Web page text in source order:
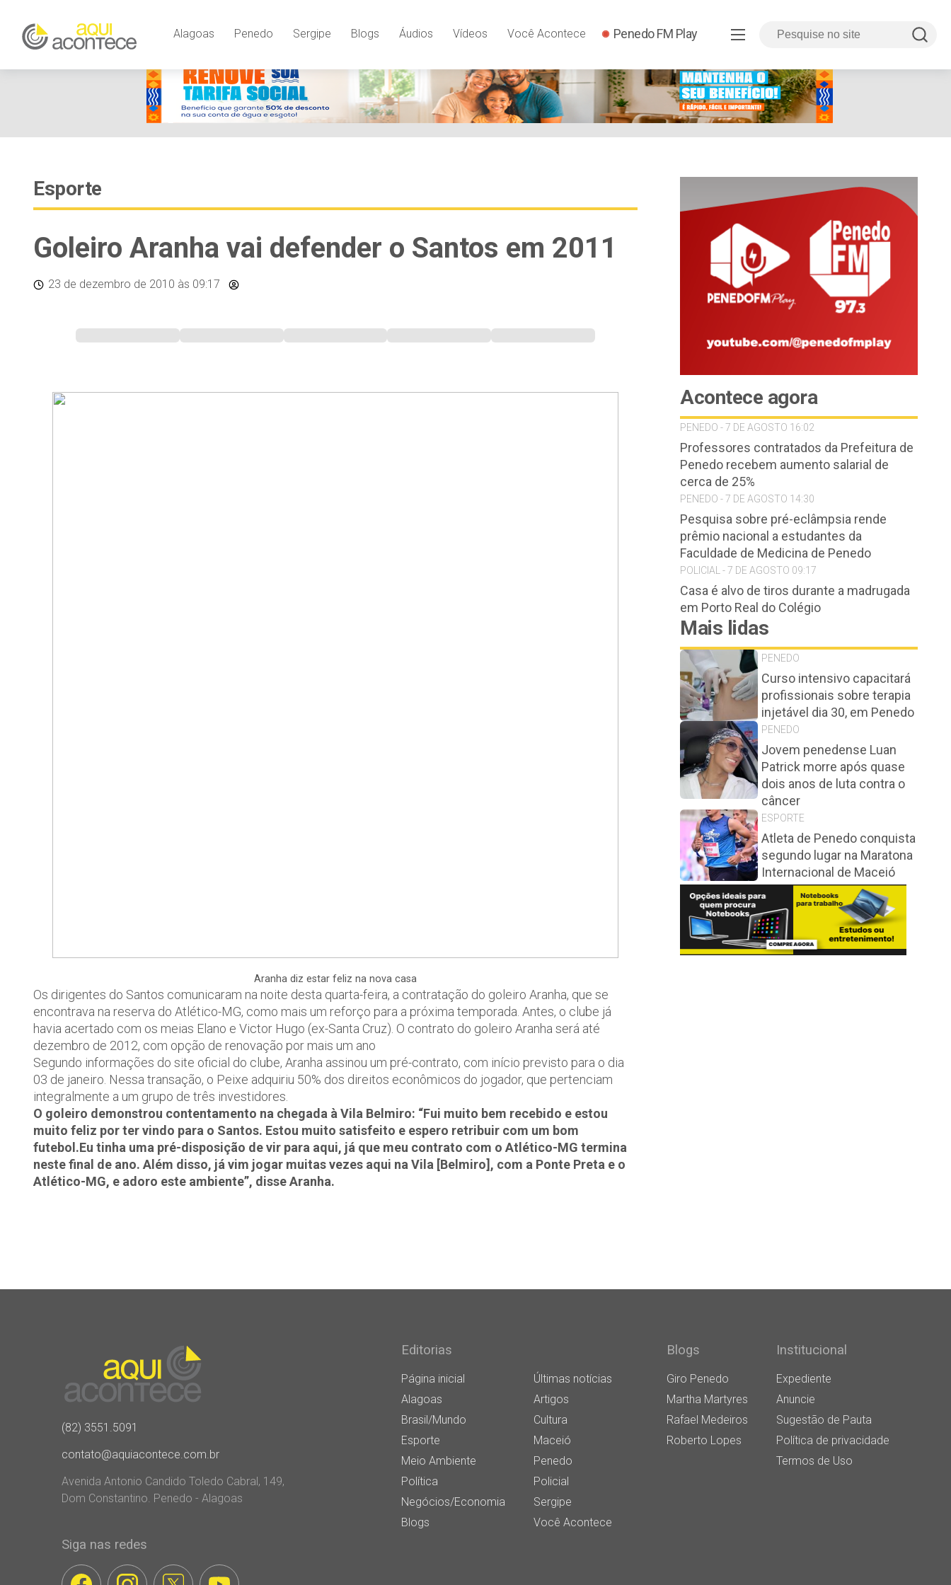
Alagoas Penedo Sergipe Blogs Áudios Vídeos Você Acontece Penedo FM Play
Esporte
Goleiro Aranha vai defender o Santos em 2011
23 de dezembro de 2010 às 09:17
Aranha diz estar feliz na nova casa
Os dirigentes do Santos comunicaram na noite desta quarta-feira, a contratação do goleiro Aranha, que se
encontrava na reserva do Atlético-MG, como mais um reforço para a próxima temporada. Antes, o clube já
havia acertado com os meias Elano e Victor Hugo (ex-Santa Cruz). O contrato do goleiro Aranha será até
dezembro de 2012, com opção de renovação por mais um ano
Segundo informações do site oficial do clube, Aranha assinou um pré-contrato, com início previsto para o dia
03 de janeiro. Nessa transação, o Peixe adquiriu 50% dos direitos econômicos do jogador, que pertenciam
integralmente a um grupo de três investidores.
O goleiro demonstrou contentamento na chegada à Vila Belmiro: “Fui muito bem recebido e estou
muito feliz por ter vindo para o Santos. Estou muito satisfeito e espero retribuir com um bom
futebol.Eu tinha uma pré-disposição de vir para aqui, já que meu contrato com o Atlético-MG termina
neste final de ano. Além disso, já vim jogar muitas vezes aqui na Vila [Belmiro], com a Ponte Preta e o
Atlético-MG, e adoro este ambiente”, disse Aranha.
Acontece agora
PENEDO - 7 DE AGOSTO 16:02
Professores contratados da Prefeitura de
Penedo recebem aumento salarial de
cerca de 25%
PENEDO - 7 DE AGOSTO 14:30
Pesquisa sobre pré-eclâmpsia rende
prêmio nacional a estudantes da
Faculdade de Medicina de Penedo
POLICIAL - 7 DE AGOSTO 09:17
Casa é alvo de tiros durante a madrugada
em Porto Real do Colégio
Mais lidas
PENEDO
Curso intensivo capacitará
profissionais sobre terapia
injetável dia 30, em Penedo
PENEDO
Jovem penedense Luan
Patrick morre após quase
dois anos de luta contra o
câncer
ESPORTE
Atleta de Penedo conquista
segundo lugar na Maratona
Internacional de Maceió
(82) 3551.5091
contato@aquiacontece.com.br
Avenida Antonio Candido Toledo Cabral, 149,
Dom Constantino. Penedo - Alagoas
Siga nas redes
Editorias
Página inicial
Últimas notícias
Alagoas
Artigos
Brasil/Mundo
Cultura
Esporte
Maceió
Meio Ambiente
Penedo
Política
Policial
Negócios/Economia
Sergipe
Blogs
Você Acontece
Blogs
Giro Penedo
Martha Martyres
Rafael Medeiros
Roberto Lopes
Institucional
Expediente
Anuncie
Sugestão de Pauta
Política de privacidade
Termos de Uso